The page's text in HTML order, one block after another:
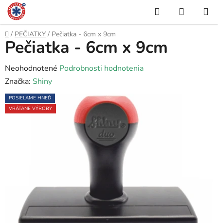
Prejsť
na
obsah
Hľadať
KOŠÍK
Domov
/ PEČIATKY / Pečiatka - 6cm x 9cm
Pečiatka - 6cm x 9cm
Priemerné
hodnotenie
produktu
je
Neohodnotené Podrobnosti hodnotenia
Značka: Shiny
POSIELAME HNEĎ
VRÁTANE VÝROBY